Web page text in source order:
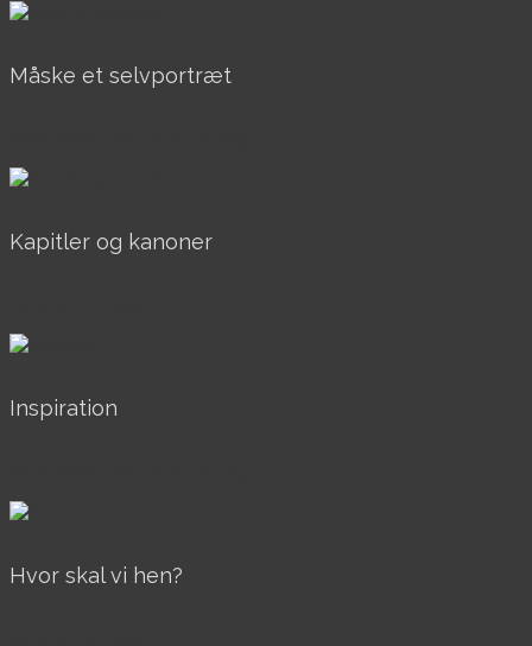
Måske et selvportræt
Kapitler og kanoner
Inspiration
Hvor skal vi hen?